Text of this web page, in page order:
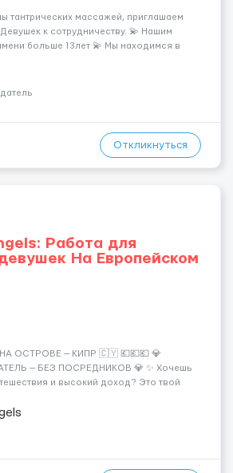
тантрических массажей, приглашаем
к сотрудничеству. 💫 Нашим
больше 13лет 💫 Мы находимся в
гарантируем Наличие работы. Поток 💝
Откликнуться
Работа для
На Европейском
ОСТРОВЕ — КИПР 🇨🇾 💶💶💶 💎
— БЕЗ ПОСРЕДНИКОВ 💎 ✨ Хочешь
и высокий доход? Это твой
практики — Стабильный поток